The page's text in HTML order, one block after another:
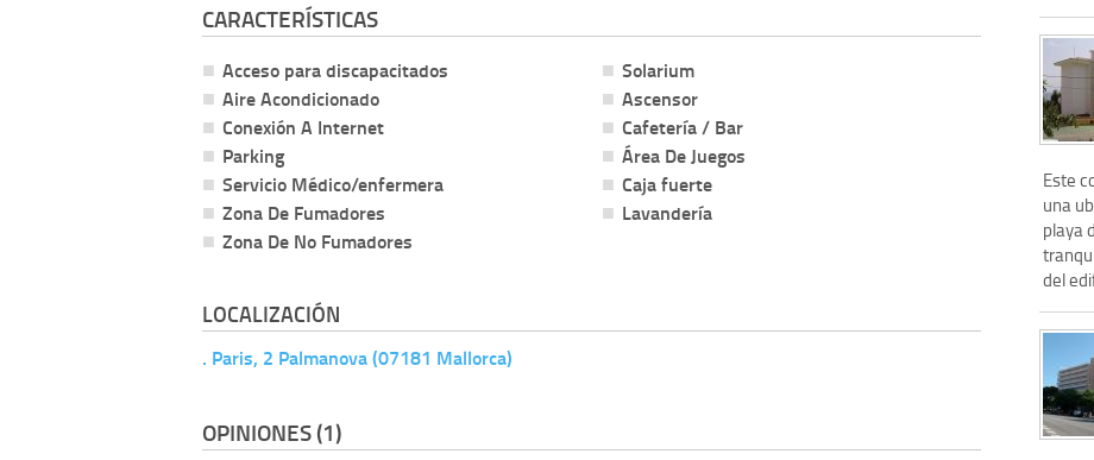
CARACTERÍSTICAS
Acceso para discapacitados
Aire Acondicionado
Conexión A Internet
Parking
Servicio Médico/enfermera
Zona De Fumadores
Zona De No Fumadores
Solarium
Ascensor
Cafetería / Bar
Área De Juegos
Caja fuerte
Lavandería
LOCALIZACIÓN
. Paris, 2 Palmanova (07181 Mallorca)
OPINIONES (1)
Este
una
playa
del